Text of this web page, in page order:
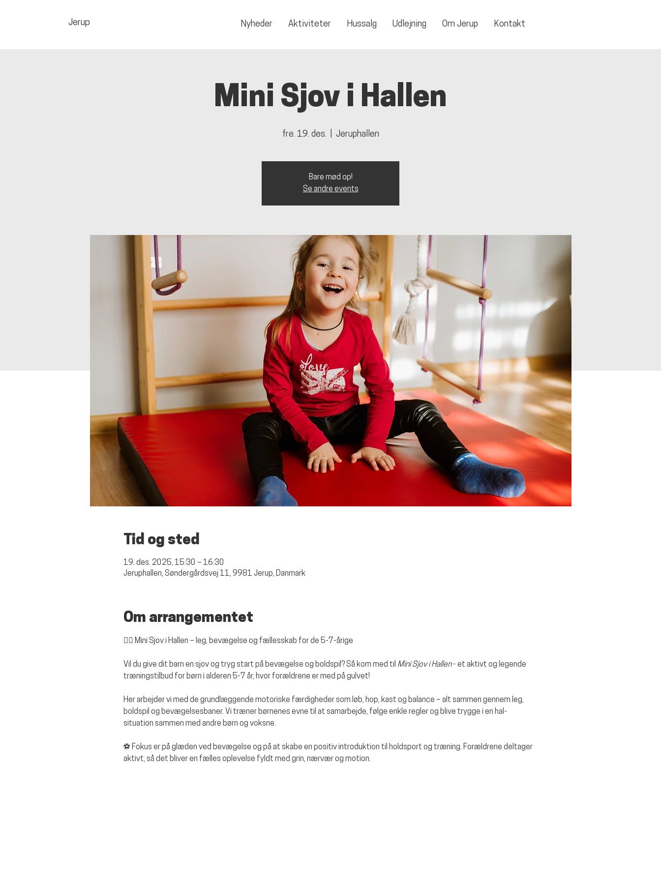
Jerup Nyheder Aktiviteter Hussalg Udlejning Om Jerup Kontakt
Mini Sjov i Hallen
fre. 19. des. Jeruphallen
Bare mød op!
Se andre events
Tid og sted
19. des. 2025, 15:30 – 16:30
Jeruphallen, Søndergårdsvej 11, 9981 Jerup, Danmark
Om arrangementet
🤸‍♀️ Mini Sjov i Hallen – leg, bevægelse og fællesskab for de 5-7-årige
Vil du give dit barn en sjov og tryg start på bevægelse og boldspil? Så kom med til Mini Sjov i Hallen - et aktivt og legende
træningstilbud for børn i alderen 5-7 år, hvor forældrene er med på gulvet!
Her arbejder vi med de grundlæggende motoriske færdigheder som løb, hop, kast og balance – alt sammen gennem leg,
boldspil og bevægelsesbaner. Vi træner børnenes evne til at samarbejde, følge enkle regler og blive trygge i en hal-
situation sammen med andre børn og voksne.
⚽ Fokus er på glæden ved bevægelse og på at skabe en positiv introduktion til holdsport og træning. Forældrene deltager
aktivt, så det bliver en fælles oplevelse fyldt med grin, nærvær og motion.